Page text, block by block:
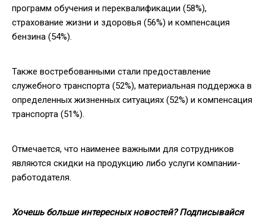
программ обучения и переквалификации (58%),
страхование жизни и здоровья (56%) и компенсация
бензина (54%).
Также востребованными стали предоставление
служебного транспорта (52%), материальная поддержка в
определенных жизненных ситуациях (52%) и компенсация
транспорта (51%).
Отмечается, что наименее важными для сотрудников
являются скидки на продукцию либо услуги компании-
работодателя.
Хочешь больше интересных новостей? Подписывайся